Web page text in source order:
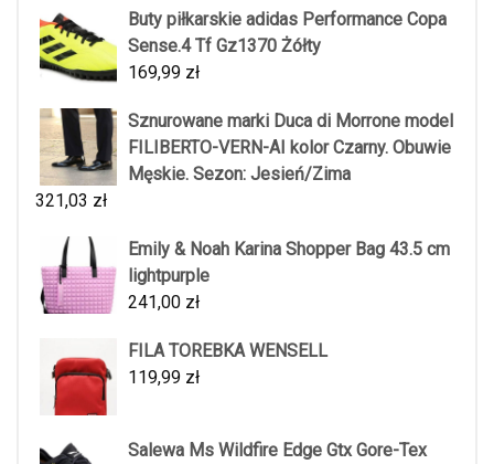
Buty piłkarskie adidas Performance Copa
Sense.4 Tf Gz1370 Żółty
169,99 zł
Sznurowane marki Duca di Morrone model
FILIBERTO-VERN-AI kolor Czarny. Obuwie
Męskie. Sezon: Jesień/Zima
321,03 zł
Emily & Noah Karina Shopper Bag 43.5 cm
lightpurple
241,00 zł
FILA TOREBKA WENSELL
119,99 zł
Salewa Ms Wildfire Edge Gtx Gore-Tex